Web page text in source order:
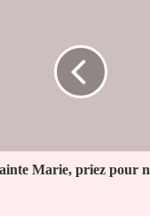
Marie, priez pour